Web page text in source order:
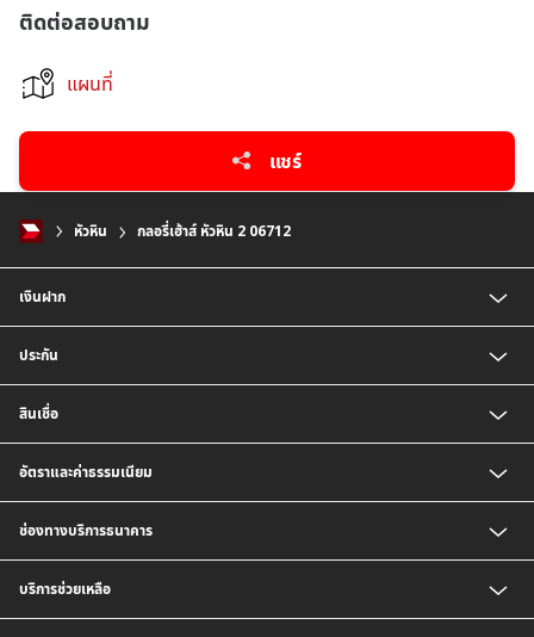
ติดต่อสอบถาม
แผนที่
แชร์
หัวหิน กลอรี่เฮ้าส์ หัวหิน 2 06712
เงินฝาก
บัญชีเงินฝากประจำ
บัญชีเงินฝากกระแสรายวัน
บัญชีเงินฝากเงินตราต่างประเทศ
ตารางเปรียบเทียบผลิตภัณฑ์
ประกัน
ประกันวินาศภัย
สินเชื่อ
สินเชื่อบ้าน
สินเชื่อบ้านแลกเงินและสินเชื่ออเนกประสงค์
อัตราและค่าธรรมเนียม
อัตราดอกเบี้ยเงินฝาก
อัตราดอกเบี้ยเงินฝากลูกค้าสถาบัน
อัตราดอกเบี้ยบัญชีเงินฝากเงินตราต่างประเทศ
อัตราดอกเบี้ยเงินกู้
ช่องทางบริการธนาคาร
CIMB THAI Connect
บริการแจ้งเตือนผ่าน SMS
บริการช่วยเหลือ